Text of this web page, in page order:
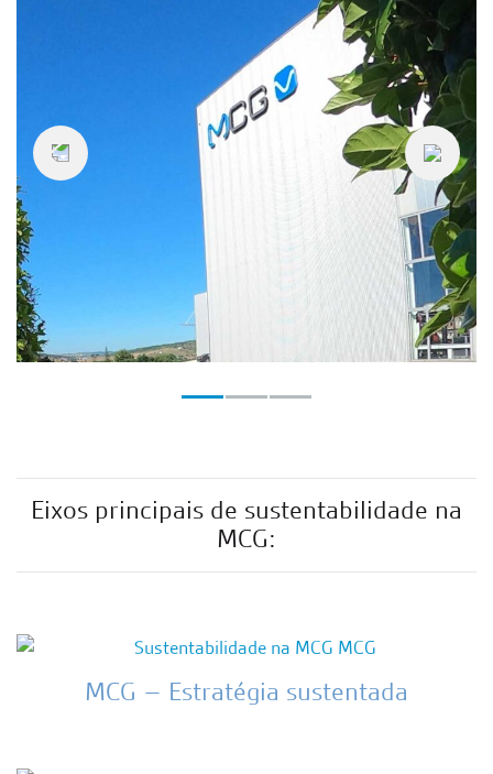
Eixos principais de sustentabilidade na
MCG:
MCG – Estratégia sustentada